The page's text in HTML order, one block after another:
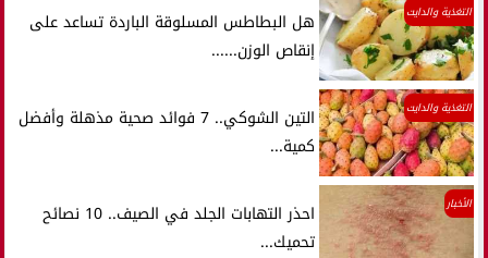
التغذية والدايت
هل البطاطس المسلوقة الباردة تساعد على
إنقاص الوزن......
التغذية والدايت
التين الشوكي.. 7 فوائد صحية مذهلة وأفضل
كمية...
الأخبار
احذر التهابات الجلد في الصيف.. 10 نصائح
تحميك...